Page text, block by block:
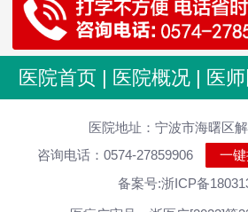
医院首页 | 医院概况 | 医
医院地址：宁波市海曙区
咨询电话：0574-27859906
一
备案号:浙ICP备